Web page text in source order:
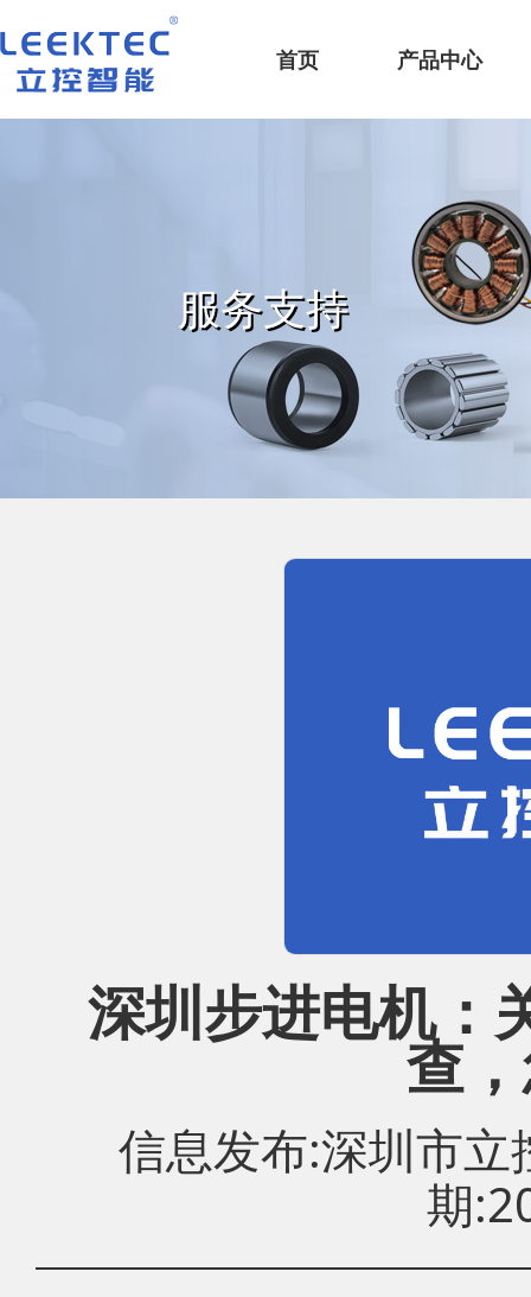
深圳市立控智能科技有限公司
首页
产品中心
服务支持
深圳步进电机：
查
信息发布:深圳市
期